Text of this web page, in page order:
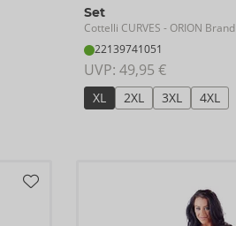
Set
Cottelli CURVES - ORION Brand
22139741051
UVP: 49,95 €
XL 2XL 3XL 4XL